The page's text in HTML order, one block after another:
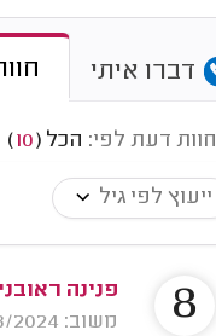
דברו איתי
חוות דעת לפי: הכל (
10
)
ייעוץ לפי גיל
פנינה
משוב: 10/08/2024
8